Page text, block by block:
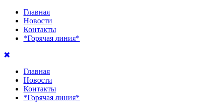
Главная
Новости
Контакты
*Горячая линия*
Главная
Новости
Контакты
*Горячая линия*